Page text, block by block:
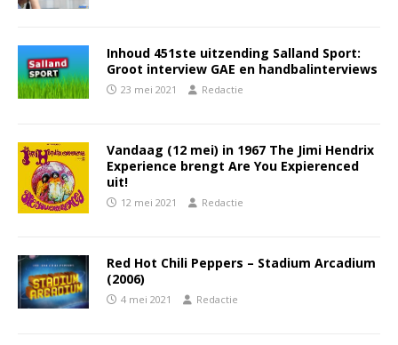
Inhoud 451ste uitzending Salland Sport:
Groot interview GAE en handbalinterviews
23 mei 2021 Redactie
Vandaag (12 mei) in 1967 The Jimi Hendrix
Experience brengt Are You Expierenced
uit!
12 mei 2021 Redactie
Red Hot Chili Peppers – Stadium Arcadium
(2006)
4 mei 2021 Redactie